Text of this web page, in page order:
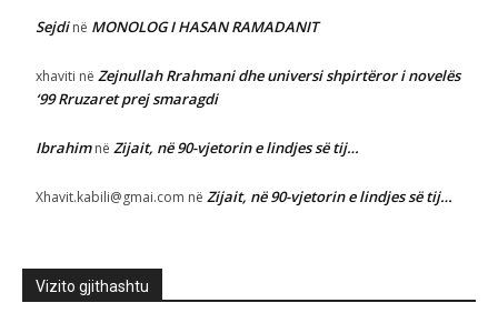
Sejdinë MONOLOG I HASAN RAMADANIT
xhaviti në Zejnullah Rrahmani dhe universi shpirtëror i novelës
‘99 Rruzaret prej smaragdi
Ibrahimnë Zijait, në 90-vjetorin e lindjes së tij…
Xhavit.kabili@gmai.com në Zijait, në 90-vjetorin e lindjes së tij…
Vizito gjithashtu